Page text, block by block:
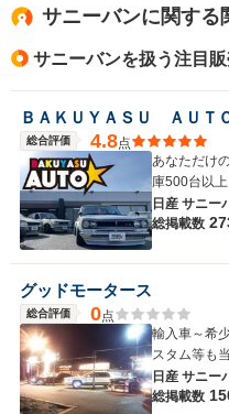
サニーバンに関する
サニーバンを扱う注目
ＢＡＫＵＹＡＳＵ ＡＵＴ
総合評価 4.8点
あなただけ
庫500台以
日産 サニー
総掲載数
グッドモータース
総合評価 0点
輸入車～希
スタム等も
日産 サニー
総掲載数